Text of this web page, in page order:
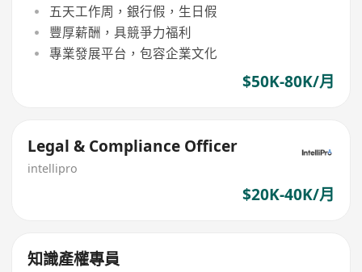
五天工作周，銀行假，生日假
豐厚薪酬，具競爭力福利
專業發展平台，包容企業文化
$50K-80K/月
Legal & Compliance Officer
intellipro
$20K-40K/月
知識產權專員